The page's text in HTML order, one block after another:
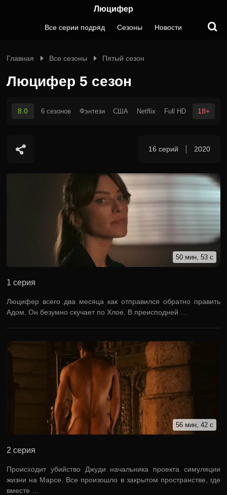
Люцифер
Все серии подряд Сезоны Новости
Главная Все сезоны Пятый сезон
Люцифер 5 сезон
8.0 6 сезонов Фэнтези США Netflix Full HD 18+
16 серий 2020
50 мин, 53 с
1 серия
Люцифер всего два месяца как отправился обратно править
Адом. Он безумно скучает по Хлое. В преисподней …
56 мин, 42 с
2 серия
Происходит убийство Джуди начальника проекта симуляции
жизни на Марсе. Все произошло в закрытом пространстве, где
вместе …